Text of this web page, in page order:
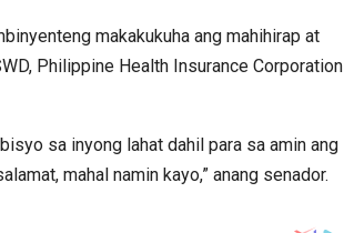
makakukuha ang mahihirap at
Philippine Health Insurance Corporation
sa inyong lahat dahil para sa amin ang
mahal namin kayo,” anang senador.